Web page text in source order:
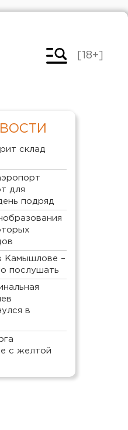
[18+]
склад
для
подряд
Камышлове –
послушать
в
с желтой